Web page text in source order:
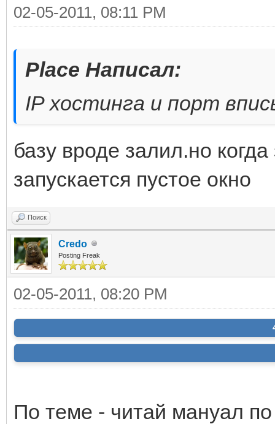
02-05-2011, 08:11 PM
Place Написал:
IP хостинга и порт
базу вроде залил.но
запускается пустое окно
Поиск
Credo
Posting Freak
02-05-2011, 08:20 PM
По теме - читай мануал